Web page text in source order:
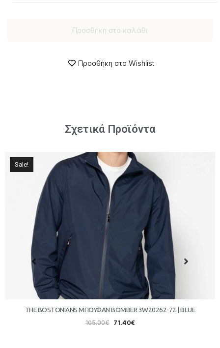
Προσθήκη στο καλάθι
Προσθήκη στο Wishlist
Σχετικά Προϊόντα
Sale!
THE BOSTONIANS ΜΠΟΥΦΑΝ BOMBER 3W20262-72 | BLUE
105.00€ 71.40€